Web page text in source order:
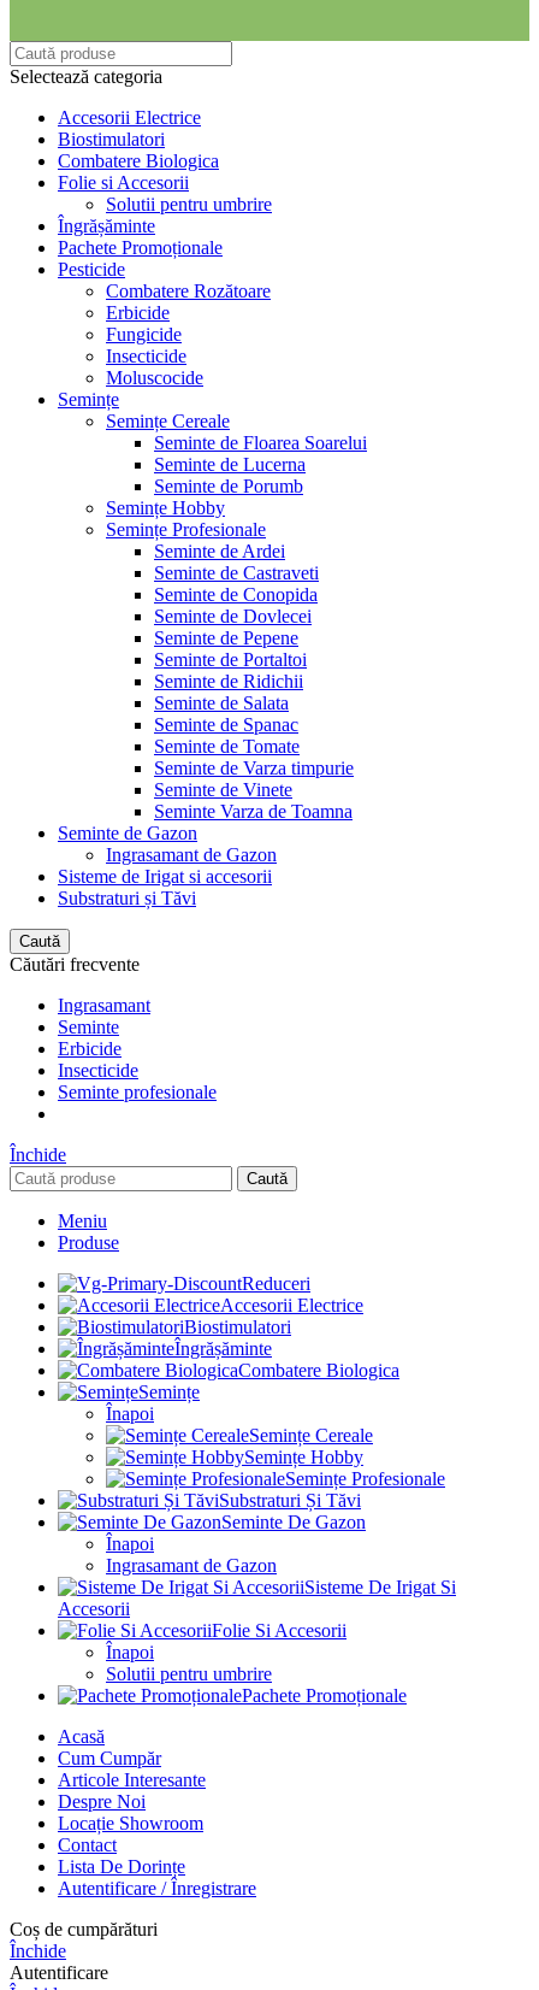
Selectează categoria
Accesorii Electrice
Biostimulatori
Combatere Biologica
Folie si Accesorii
Solutii pentru umbrire
Îngrășăminte
Pachete Promoționale
Pesticide
Combatere Rozătoare
Erbicide
Fungicide
Insecticide
Moluscocide
Semințe
Semințe Cereale
Seminte de Floarea Soarelui
Seminte de Lucerna
Seminte de Porumb
Semințe Hobby
Semințe Profesionale
Seminte de Ardei
Seminte de Castraveti
Seminte de Conopida
Seminte de Dovlecei
Seminte de Pepene
Seminte de Portaltoi
Seminte de Ridichii
Seminte de Salata
Seminte de Spanac
Seminte de Tomate
Seminte de Varza timpurie
Seminte de Vinete
Seminte Varza de Toamna
Seminte de Gazon
Ingrasamant de Gazon
Sisteme de Irigat si accesorii
Substraturi și Tăvi
Caută
Căutări frecvente
Ingrasamant
Seminte
Erbicide
Insecticide
Seminte profesionale
Închide
Caută
Meniu
Produse
Reduceri
Accesorii Electrice
Biostimulatori
Îngrășăminte
Combatere Biologica
Semințe
Înapoi
Semințe Cereale
Semințe Hobby
Semințe Profesionale
Substraturi Și Tăvi
Seminte De Gazon
Înapoi
Ingrasamant de Gazon
Sisteme De Irigat Si
Accesorii
Folie Si Accesorii
Înapoi
Solutii pentru umbrire
Pachete Promoționale
Acasă
Cum Cumpăr
Articole Interesante
Despre Noi
Locație Showroom
Contact
Lista De Dorințe
Autentificare / Înregistrare
Coș de cumpărături
Închide
Autentificare